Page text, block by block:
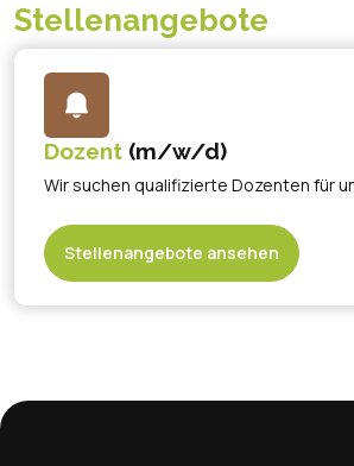
Stellenangebote
Dozent (m/w/d)
Wir suchen qualifizierte Dozenten für
Stellenangebote ansehen